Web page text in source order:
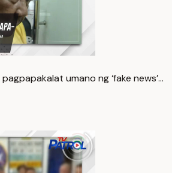
umano ng ‘fake news’…